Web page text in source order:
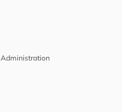
Administration